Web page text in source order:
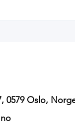
0579 Oslo,